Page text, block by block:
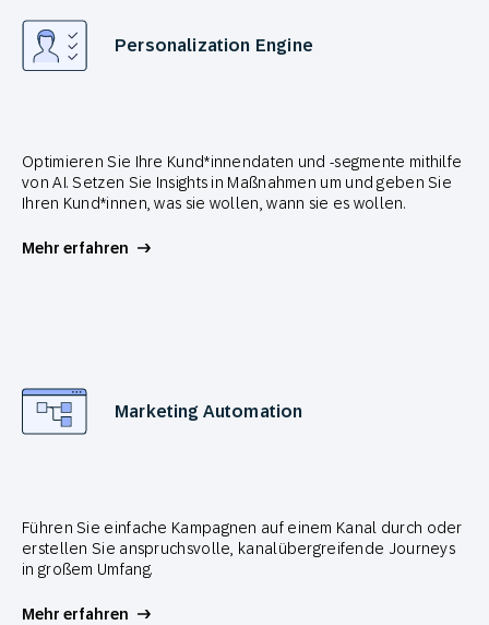
Personalization Engine
Optimieren Sie Ihre Kund*innendaten und -segmente mithilfe
von AI. Setzen Sie Insights in Maßnahmen um und geben Sie
Ihren Kund*innen, was sie wollen, wann sie es wollen.
Mehr erfahren
Marketing Automation
Führen Sie einfache Kampagnen auf einem Kanal durch oder
erstellen Sie anspruchsvolle, kanalübergreifende Journeys
in großem Umfang.
Mehr erfahren